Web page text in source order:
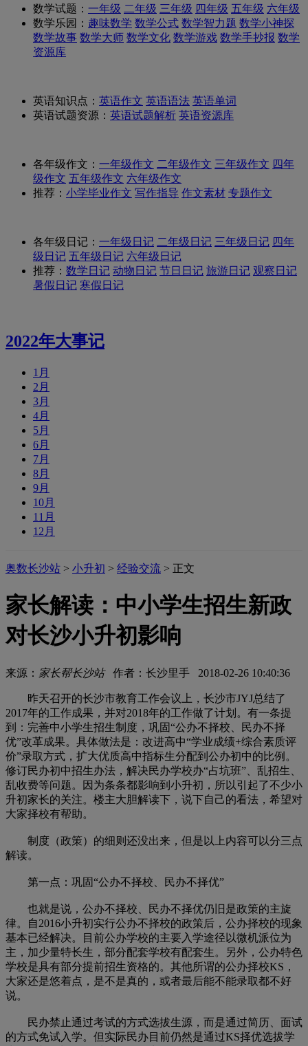
数学试题： 一年级 二年级 三年级 四年级 五年级 六年级
数学乐园： 趣味数学 数学公式 数学智力题 数学小神探
数学故事 数学大师 数学文化 数学游戏 数学手抄报 数学
资源库
英语知识点： 英语作文 英语语法 英语单词
英语试题资源： 英语试题解析 英语资源库
各年级作文： 一年级作文 二年级作文 三年级作文 四年
级作文 五年级作文 六年级作文
推荐： 小学毕业作文 写作指导 作文素材 专题作文
各年级日记： 一年级日记 二年级日记 三年级日记 四年
级日记 五年级日记 六年级日记
推荐： 数学日记 动物日记 节日日记 旅游日记 观察日记
暑假日记 寒假日记
2022年大事记
1月
2月
3月
4月
5月
6月
7月
8月
9月
10月
11月
12月
奥数长沙站 > 小升初 > 经验交流 > 正文
家长解读：中小学生招生新政
对长沙小升初影响
来源： 家长帮长沙站作者：长沙里手 2018-02-26 10:40:36
昨天召开的长沙市教育工作会议上，长沙市JYJ总结了
2017年的工作成果，并对2018年的工作做了计划。有一条提
到：完善中小学生招生制度，巩固“公办不择校、民办不择
优”改革成果。具体做法是：改进高中“学业成绩+综合素质评
价”录取方式，扩大优质高中指标生分配到公办初中的比例。
修订民办初中招生办法，解决民办学校办“占坑班”、乱招生、
乱收费等问题。因为条条都影响到小升初，所以引起了不少小
升初家长的关注。楼主大胆解读下，说下自己的看法，希望对
大家择校有帮助。
制度（政策）的细则还没出来，但是以上内容可以分三点
解读。
第一点：巩固“公办不择校、民办不择优”
也就是说，公办不择校、民办不择优仍旧是政策的主旋
律。自2016小升初实行公办不择校的政策后，公办择校的现象
基本已经解决。目前公办学校的主要入学途径以微机派位为
主，加少量特长生，部分配套学校有配套生。另外，公办特色
学校是具有部分提前招生资格的。其他所谓的公办择校KS，
大家还是悠着点，是不是真的，或者最后能不能录取都不好
说。
民办禁止通过考试的方式选拔生源，而是通过简历、面试
的方式免试入学。但实际民办目前仍然是通过KS择优选拔学